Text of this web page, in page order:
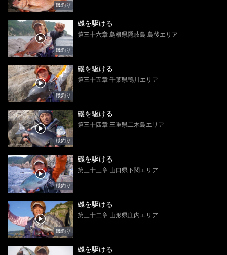
磯釣り
磯釣り
磯を駆ける
第三十六章 島根県隠岐島 島後エリア
磯釣り
磯を駆ける
第三十五章 千葉県鴨川エリア
磯釣り
磯を駆ける
第三十四章 三重県二木島エリア
磯釣り
磯を駆ける
第三十三章 山口県下関エリア
磯釣り
磯を駆ける
第三十二章 山形県庄内エリア
磯を駆ける